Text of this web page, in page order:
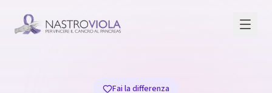
Fai la differenza